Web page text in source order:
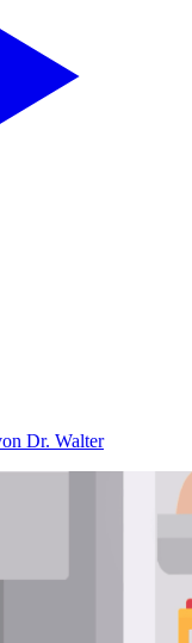
Dr. Walter